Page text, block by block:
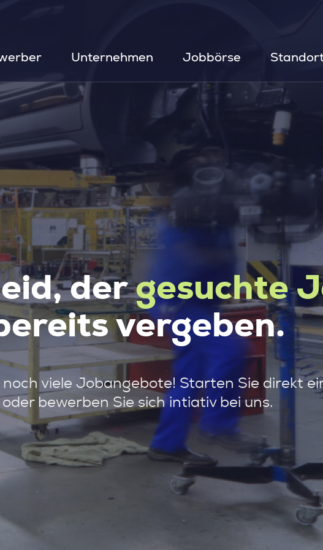
Unternehmen Jobbörse
dergesuchte
vergeben.
viele Jobangebote! Starten Sie direkt
oder bewerben Sie sich intiativ bei uns.